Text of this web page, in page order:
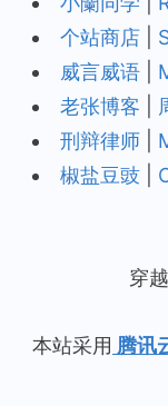
个站商店
威言威语
老张博客
刑辩律师
椒盐豆豉
穿
本站采用 腾讯